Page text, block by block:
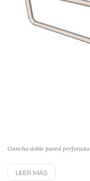
Gancho doble pared perforada
LEER MÁS